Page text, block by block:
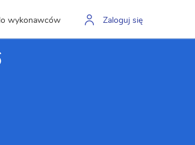
wykonawców Zaloguj się